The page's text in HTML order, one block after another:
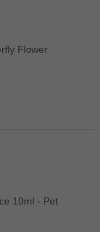
Flower
10ml - Pet